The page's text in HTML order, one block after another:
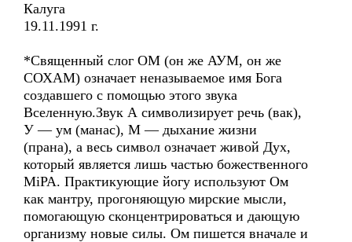
Калуга
19.11.1991 г.
*Священный слог ОМ (он же АУМ, он же
СОХАМ) означает неназываемое имя Бога
создавшего с помощью этого звука
Вселенную.Звук А символизирует речь (вак),
У — ум (манас), М — дыхание жизни
(прана), а весь символ означает живой Дух,
который является лишь частью божественного
МiРА. Практикующие йогу используют Ом
как мантру, прогоняющую мирские мысли,
помогающую сконцентрироваться и дающую
организму новые силы. Ом пишется вначале и